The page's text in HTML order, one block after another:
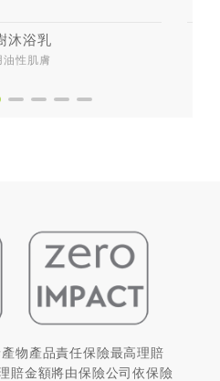
沐浴乳
油性肌膚
物產品責任保險最高理賠
賠金額將由保險公司依保險